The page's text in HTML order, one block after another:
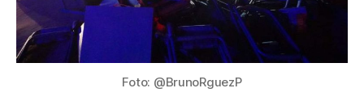
Foto: @BrunoRguezP